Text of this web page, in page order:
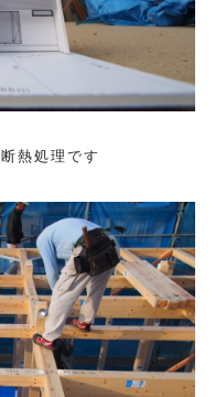
熱処理です